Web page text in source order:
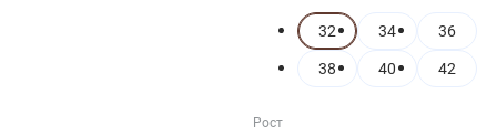
32 34 36
38 40 42
Рост